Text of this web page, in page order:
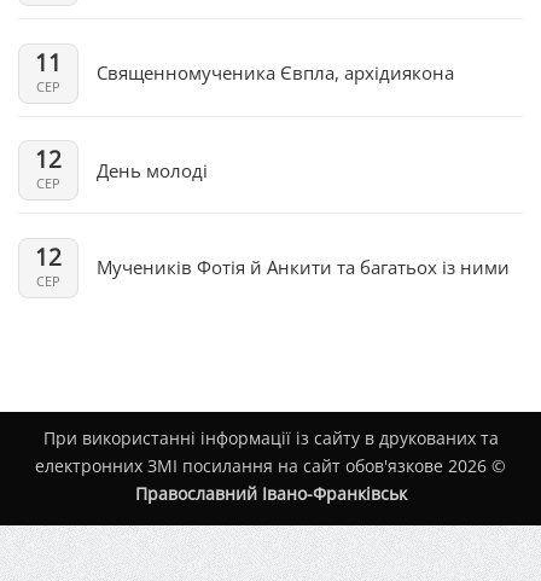
11
СЕР
Священномученика Євпла, архідиякона
12
СЕР
День молоді
12
СЕР
Мучеників Фотія й Анкити та багатьох із ними
При використанні інформації із сайту в друкованих та
електронних ЗМІ посилання на сайт обов'язкове 2026 ©
Православний Івано-Франківськ